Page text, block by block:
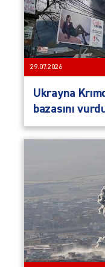
29.07.2026
Ukrayna
bazasını